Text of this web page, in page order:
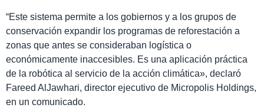
“Este sistema permite a los gobiernos y a los grupos de
conservación expandir los programas de reforestación a
zonas que antes se consideraban logística o
económicamente inaccesibles. Es una aplicación práctica
de la robótica al servicio de la acción climática», declaró
Fareed AlJawhari, director ejecutivo de Micropolis Holdings,
en un comunicado.